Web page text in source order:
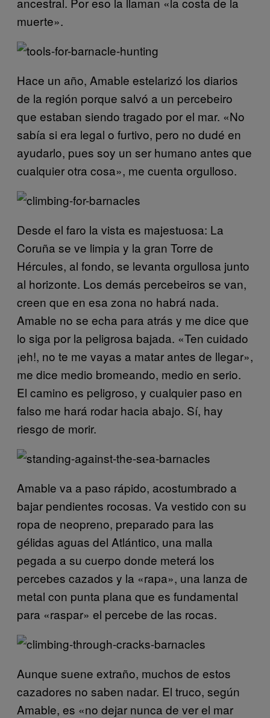
muerte».
Hace un año, Amable estelarizó los diarios
de la región porque salvó a un percebeiro
que estaban siendo tragado por el mar. «No
sabía si era legal o furtivo, pero no dudé en
ayudarlo, pues soy un ser humano antes que
cualquier otra cosa», me cuenta orgulloso.
Desde el faro la vista es majestuosa: La
Coruña se ve limpia y la gran Torre de
Hércules, al fondo, se levanta orgullosa junto
al horizonte. Los demás percebeiros se van,
creen que en esa zona no habrá nada.
Amable no se echa para atrás y me dice que
lo siga por la peligrosa bajada. «Ten cuidado
¡eh!, no te me vayas a matar antes de llegar»,
me dice medio bromeando, medio en serio.
El camino es peligroso, y cualquier paso en
falso me hará rodar hacia abajo. Sí, hay
riesgo de morir.
Amable va a paso rápido, acostumbrado a
bajar pendientes rocosas. Va vestido con su
ropa de neopreno, preparado para las
gélidas aguas del Atlántico, una malla
pegada a su cuerpo donde meterá los
percebes cazados y la «rapa», una lanza de
metal con punta plana que es fundamental
para «raspar» el percebe de las rocas.
Aunque suene extraño, muchos de estos
cazadores no saben nadar. El truco, según
Amable, es «no dejar nunca de ver el mar